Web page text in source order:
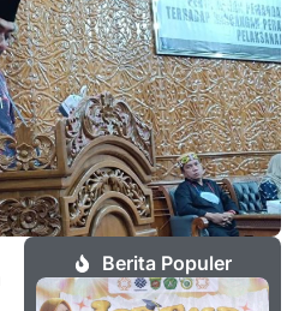
Berita Populer